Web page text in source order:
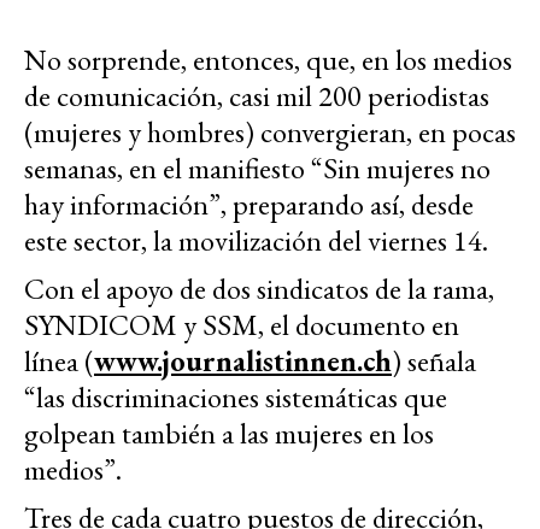
No sorprende, entonces, que, en los medios
de comunicación, casi mil 200 periodistas
(mujeres y hombres) convergieran, en pocas
semanas, en el manifiesto “Sin mujeres no
hay información”, preparando así, desde
este sector, la movilización del viernes 14.
Con el apoyo de dos sindicatos de la rama,
SYNDICOM y SSM, el documento en
línea (www.journalistinnen.ch) señala
“las discriminaciones sistemáticas que
golpean también a las mujeres en los
medios”.
Tres de cada cuatro puestos de dirección,